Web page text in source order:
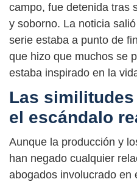
campo, fue detenida tras
y soborno. La noticia
serie estaba a punto de
que hizo que muchos se
estaba inspirado en la
Las
el escándalo
Aunque la producción y
han negado cualquier
abogados involucrado en